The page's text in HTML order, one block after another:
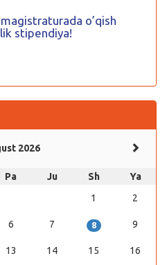
o’qish
stipendiya!
2026
Pa Ju Sh
Ya
1
2
6 7 8 9
13 14 15 16